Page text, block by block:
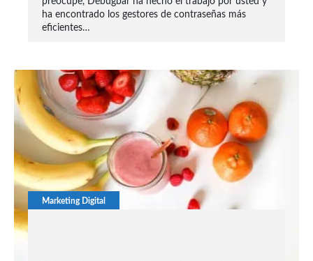
ha encontrado los gestores de contraseñas más
eficientes…
Marketing Digital